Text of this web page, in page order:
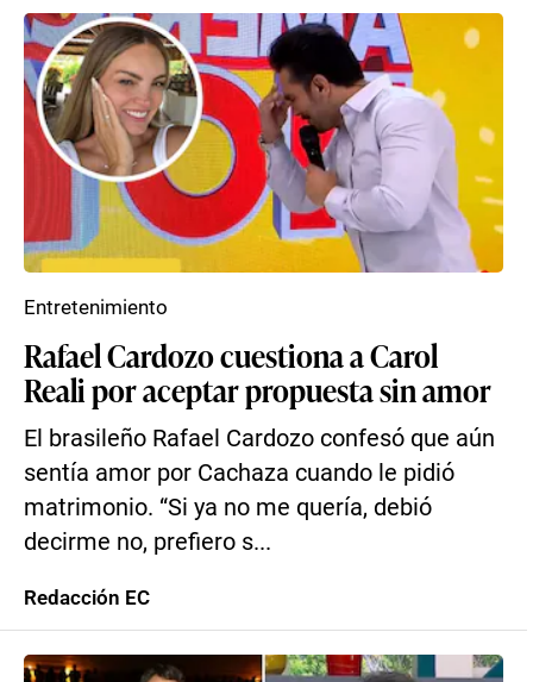
Rafael Cardozo cuestiona a Carol
Reali por aceptar propuesta sin amor
El brasileño Rafael Cardozo confesó que aún
sentía amor por Cachaza cuando le pidió
matrimonio. “Si ya no me quería, debió
decirme no, prefiero s...
Entretenimiento
Redacción EC